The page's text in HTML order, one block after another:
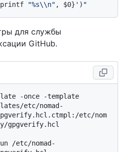
"%s\\n" , $0}') "
для службы
GitHub.
-once -template
etc/nomad-
etc/nom
gpgverify.hcl
/etc/nomad-